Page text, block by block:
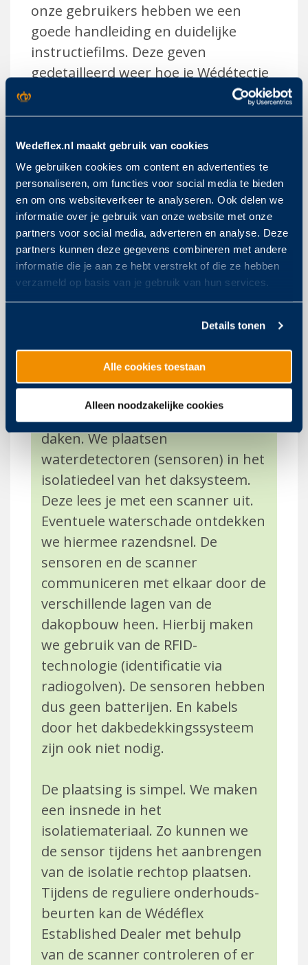
Wedeflex.nl maakt gebruik van cookies
We gebruiken cookies om content en advertenties te
personaliseren, om functies voor social media te bieden
en om ons websiteverkeer te analyseren. Ook delen we
informatie over je gebruik van onze website met onze
partners voor social media, adverteren en analyse. Deze
partners kunnen deze gegevens combineren met andere
informatie die je aan ze hebt verstrekt of die ze hebben
verzameld op basis van je gebruik van hun services.
Details tonen
Alle cookies toestaan
Alleen noodzakelijke cookies
onze gebruikers hebben we een
goede handleiding en duidelijke
instructiefilms. Deze geven
gedetailleerd weer hoe je Wédétectie
slim installeert en hoe je vervolgens
de sensoren uitleest. Deze filmpjes
www.wedeflex.nl/wedetectie
willen onze Dealers en
opdrachtgevers ook hiermee
optimaal toolen.”
“Wédétectie kan zomaar de
nieuwe standaard worden.”
Wat is Wédétectie en hoe werkt
Wédétectie is een slim
waterdetectie­systeem voor platte
daken. We plaat­sen
waterdetectoren (sensoren) in het
isolatiedeel van het daksysteem.
Deze lees je met een scanner uit.
Eventuele waterschade ontdekken
we hiermee razendsnel. De
sensoren en de scanner
communiceren met elkaar door de
verschillende lagen van de
dakopbouw heen. Hierbij maken
we gebruik van de RFID-
technologie (identificatie via
radiogolven). De sensoren hebben
dus geen batterijen. En kabels
door het dakbedekkingssysteem
zijn ook niet nodig.
De plaatsing is simpel. We maken
een insnede in het
isolatiemateriaal. Zo kunnen we
de sensor tijdens het aanbrengen
van de isolatie rechtop plaat­sen.
Tijdens de reguliere onderhouds­
beurten kan de Wédéflex
Established Dealer met behulp
van de scanner controleren of er